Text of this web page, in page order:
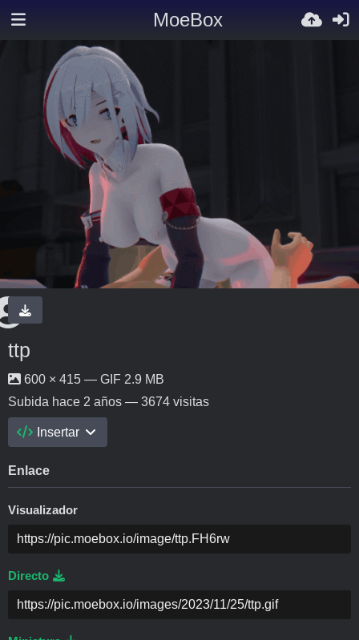
MoeBox
ttp
600 × 415 — GIF 2.9 MB
Subida hace 2 años — 3674 visitas
Insertar
Enlace
Visualizador
Directo